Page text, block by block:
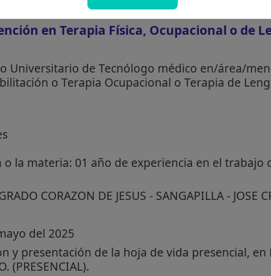
en Terapia Física, Ocupacional o de
Universitario de Tecnólogo médico en/área/
o Terapia Ocupacional o Terapia de
la materia: 01 año de experiencia en el trabajo
CORAZON DE JESUS - SANGAPILLA - JOSE
del 2025
y presentación de la hoja de vida presencial, en
(PRESENCIAL).